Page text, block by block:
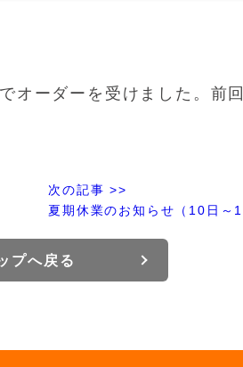
ーダーを受けました。前
次の記事 >>
夏期休業のお知らせ（10日～
プへ戻る